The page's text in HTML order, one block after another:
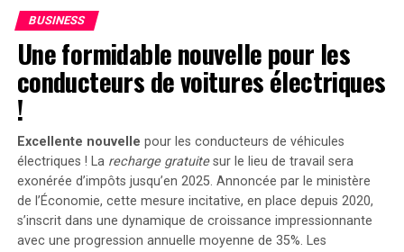
1. Les affiliés sont incités à changer de marque
fréquemment.
2. Les entreprises risquent de perdre des revenus
cruciaux si elles ne parviennent pas à conserver leurs
meilleurs affiliés lorsqu’ils changent de marque ou
décident de lancer leur propre entreprise.
FunderPro a développé un nouveau modèle d’affiliation
qui vise à résoudre ces deux préoccupations.
Découvrons-le.
BUSINESS
Une formidable nouvelle pour les
conducteurs de voitures électriques
!
Excellente nouvelle pour les conducteurs de véhicules
électriques ! La recharge gratuitesur le lieu de travail sera
exonérée d’impôts jusqu’en 2025. Annoncée par le ministère
de l’Économie, cette mesure incitative, en place depuis 2020,
s’inscrit dans une dynamique de croissance impressionnante
avec une progression annuelle moyenne de 35%. Les